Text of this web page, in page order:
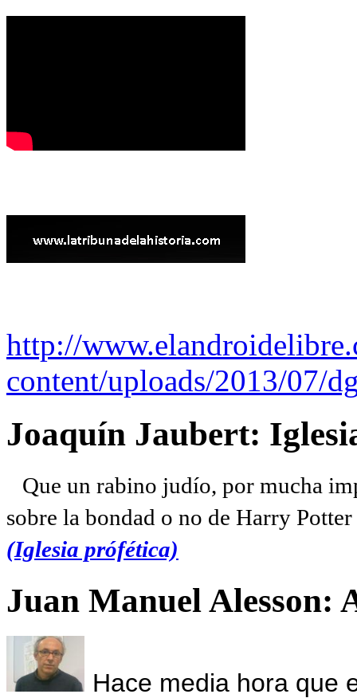
http://
content/uploads/2013/07/
Joaquín Jaubert:
Que un rabino judío, por mucha
sobre la bondad o no de Harry
(Iglesia prófética)
Juan Manuel Alesson:
Hace media hora que